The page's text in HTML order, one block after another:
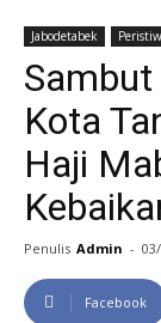
Jabodetabek
Kota
Haji
Penulis Admin -
Facebook